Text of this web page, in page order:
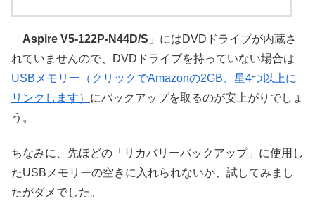
「 Aspire V5-122P-N44D/S 」にはDVDドライブが内蔵さ
れていませんので、DVDドライブを持っていない場合は
USBメモリー（クリックでAmazonの2GB、星4つ以上に
リンクします） にバックアップを取るのが安上がりでしょ
う。
ちなみに、先ほどの「リカバリーバックアップ」に使用し
たUSBメモリーの空きに入れられないか、試してみまし
たがダメでした。